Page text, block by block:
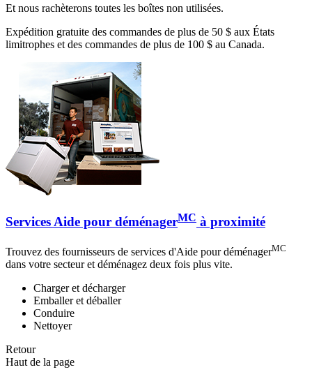
Et nous rachèterons toutes les boîtes non utilisées.
Expédition gratuite des commandes de plus de 50 $ aux États
limitrophes et des commandes de plus de 100 $ au Canada.
Services Aide pour déménagerMC à proximité
Trouvez des fournisseurs de services d'Aide pour déménagerMC
dans votre secteur et déménagez deux fois plus vite.
Charger et décharger
Emballer et déballer
Conduire
Nettoyer
Retour
Haut de la page